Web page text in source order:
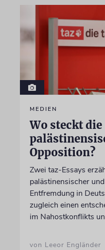
MEDIEN
Wo steckt die
Opposition?
Zwei taz-Essays
palästinensischer
Entfremdung in
zugleich einen
im Nahostkonflikts
von Leeor Engländer